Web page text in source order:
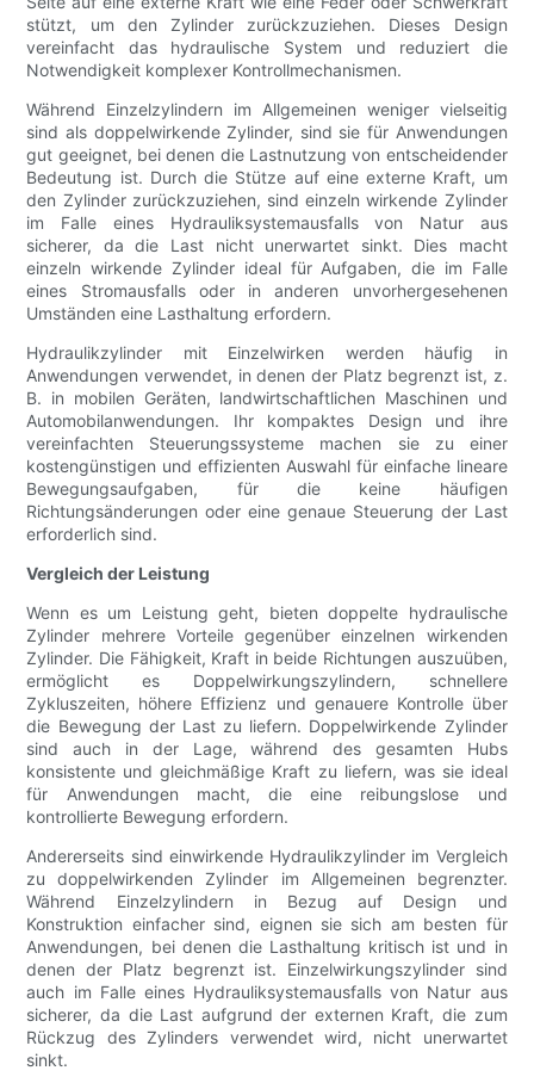
stützt, um den Zylinder zurückzuziehen. Dieses Design
vereinfacht das hydraulische System und reduziert die
Notwendigkeit komplexer Kontrollmechanismen.
Während Einzelzylindern im Allgemeinen weniger vielseitig
sind als doppelwirkende Zylinder, sind sie für Anwendungen
gut geeignet, bei denen die Lastnutzung von entscheidender
Bedeutung ist. Durch die Stütze auf eine externe Kraft, um
den Zylinder zurückzuziehen, sind einzeln wirkende Zylinder
im Falle eines Hydrauliksystemausfalls von Natur aus
sicherer, da die Last nicht unerwartet sinkt. Dies macht
einzeln wirkende Zylinder ideal für Aufgaben, die im Falle
eines Stromausfalls oder in anderen unvorhergesehenen
Umständen eine Lasthaltung erfordern.
Hydraulikzylinder mit Einzelwirken werden häufig in
Anwendungen verwendet, in denen der Platz begrenzt ist, z.
B. in mobilen Geräten, landwirtschaftlichen Maschinen und
Automobilanwendungen. Ihr kompaktes Design und ihre
vereinfachten Steuerungssysteme machen sie zu einer
kostengünstigen und effizienten Auswahl für einfache lineare
Bewegungsaufgaben, für die keine häufigen
Richtungsänderungen oder eine genaue Steuerung der Last
erforderlich sind.
Vergleich der Leistung
Wenn es um Leistung geht, bieten doppelte hydraulische
Zylinder mehrere Vorteile gegenüber einzelnen wirkenden
Zylinder. Die Fähigkeit, Kraft in beide Richtungen auszuüben,
ermöglicht es Doppelwirkungszylindern, schnellere
Zykluszeiten, höhere Effizienz und genauere Kontrolle über
die Bewegung der Last zu liefern. Doppelwirkende Zylinder
sind auch in der Lage, während des gesamten Hubs
konsistente und gleichmäßige Kraft zu liefern, was sie ideal
für Anwendungen macht, die eine reibungslose und
kontrollierte Bewegung erfordern.
Andererseits sind einwirkende Hydraulikzylinder im Vergleich
zu doppelwirkenden Zylinder im Allgemeinen begrenzter.
Während Einzelzylindern in Bezug auf Design und
Konstruktion einfacher sind, eignen sie sich am besten für
Anwendungen, bei denen die Lasthaltung kritisch ist und in
denen der Platz begrenzt ist. Einzelwirkungszylinder sind
auch im Falle eines Hydrauliksystemausfalls von Natur aus
sicherer, da die Last aufgrund der externen Kraft, die zum
Rückzug des Zylinders verwendet wird, nicht unerwartet
sinkt.